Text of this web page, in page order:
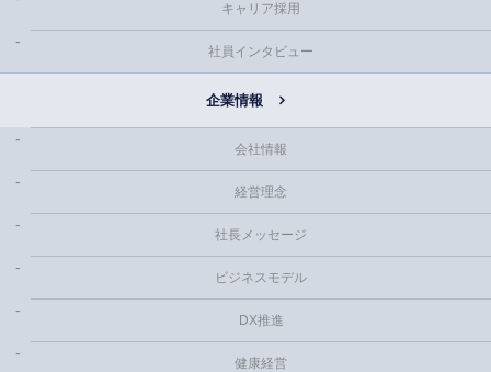
キャリア採用
社員インタビュー
企業情報
会社情報
経営理念
社長メッセージ
ビジネスモデル
DX推進
健康経営